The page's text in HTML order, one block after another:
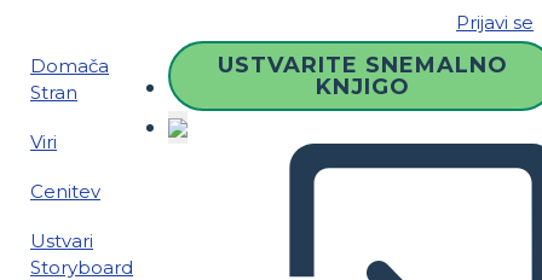
Prijavi se
Domača
Stran
Viri
Cenitev
Ustvari
Storyboard
USTVARITE SNEMALNO
KNJIGO